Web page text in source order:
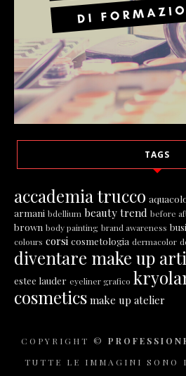
TAGS
accademia trucco
armani bdellium beauty trend before
brown body painting brand awareness
colours corsi cosmetologia dermacolor
diventare make up
estee lauder eyeliner grafico
cosmetics make up atelier
COPYRIGHT ©
TUTTE LE IMMAGINI SONO